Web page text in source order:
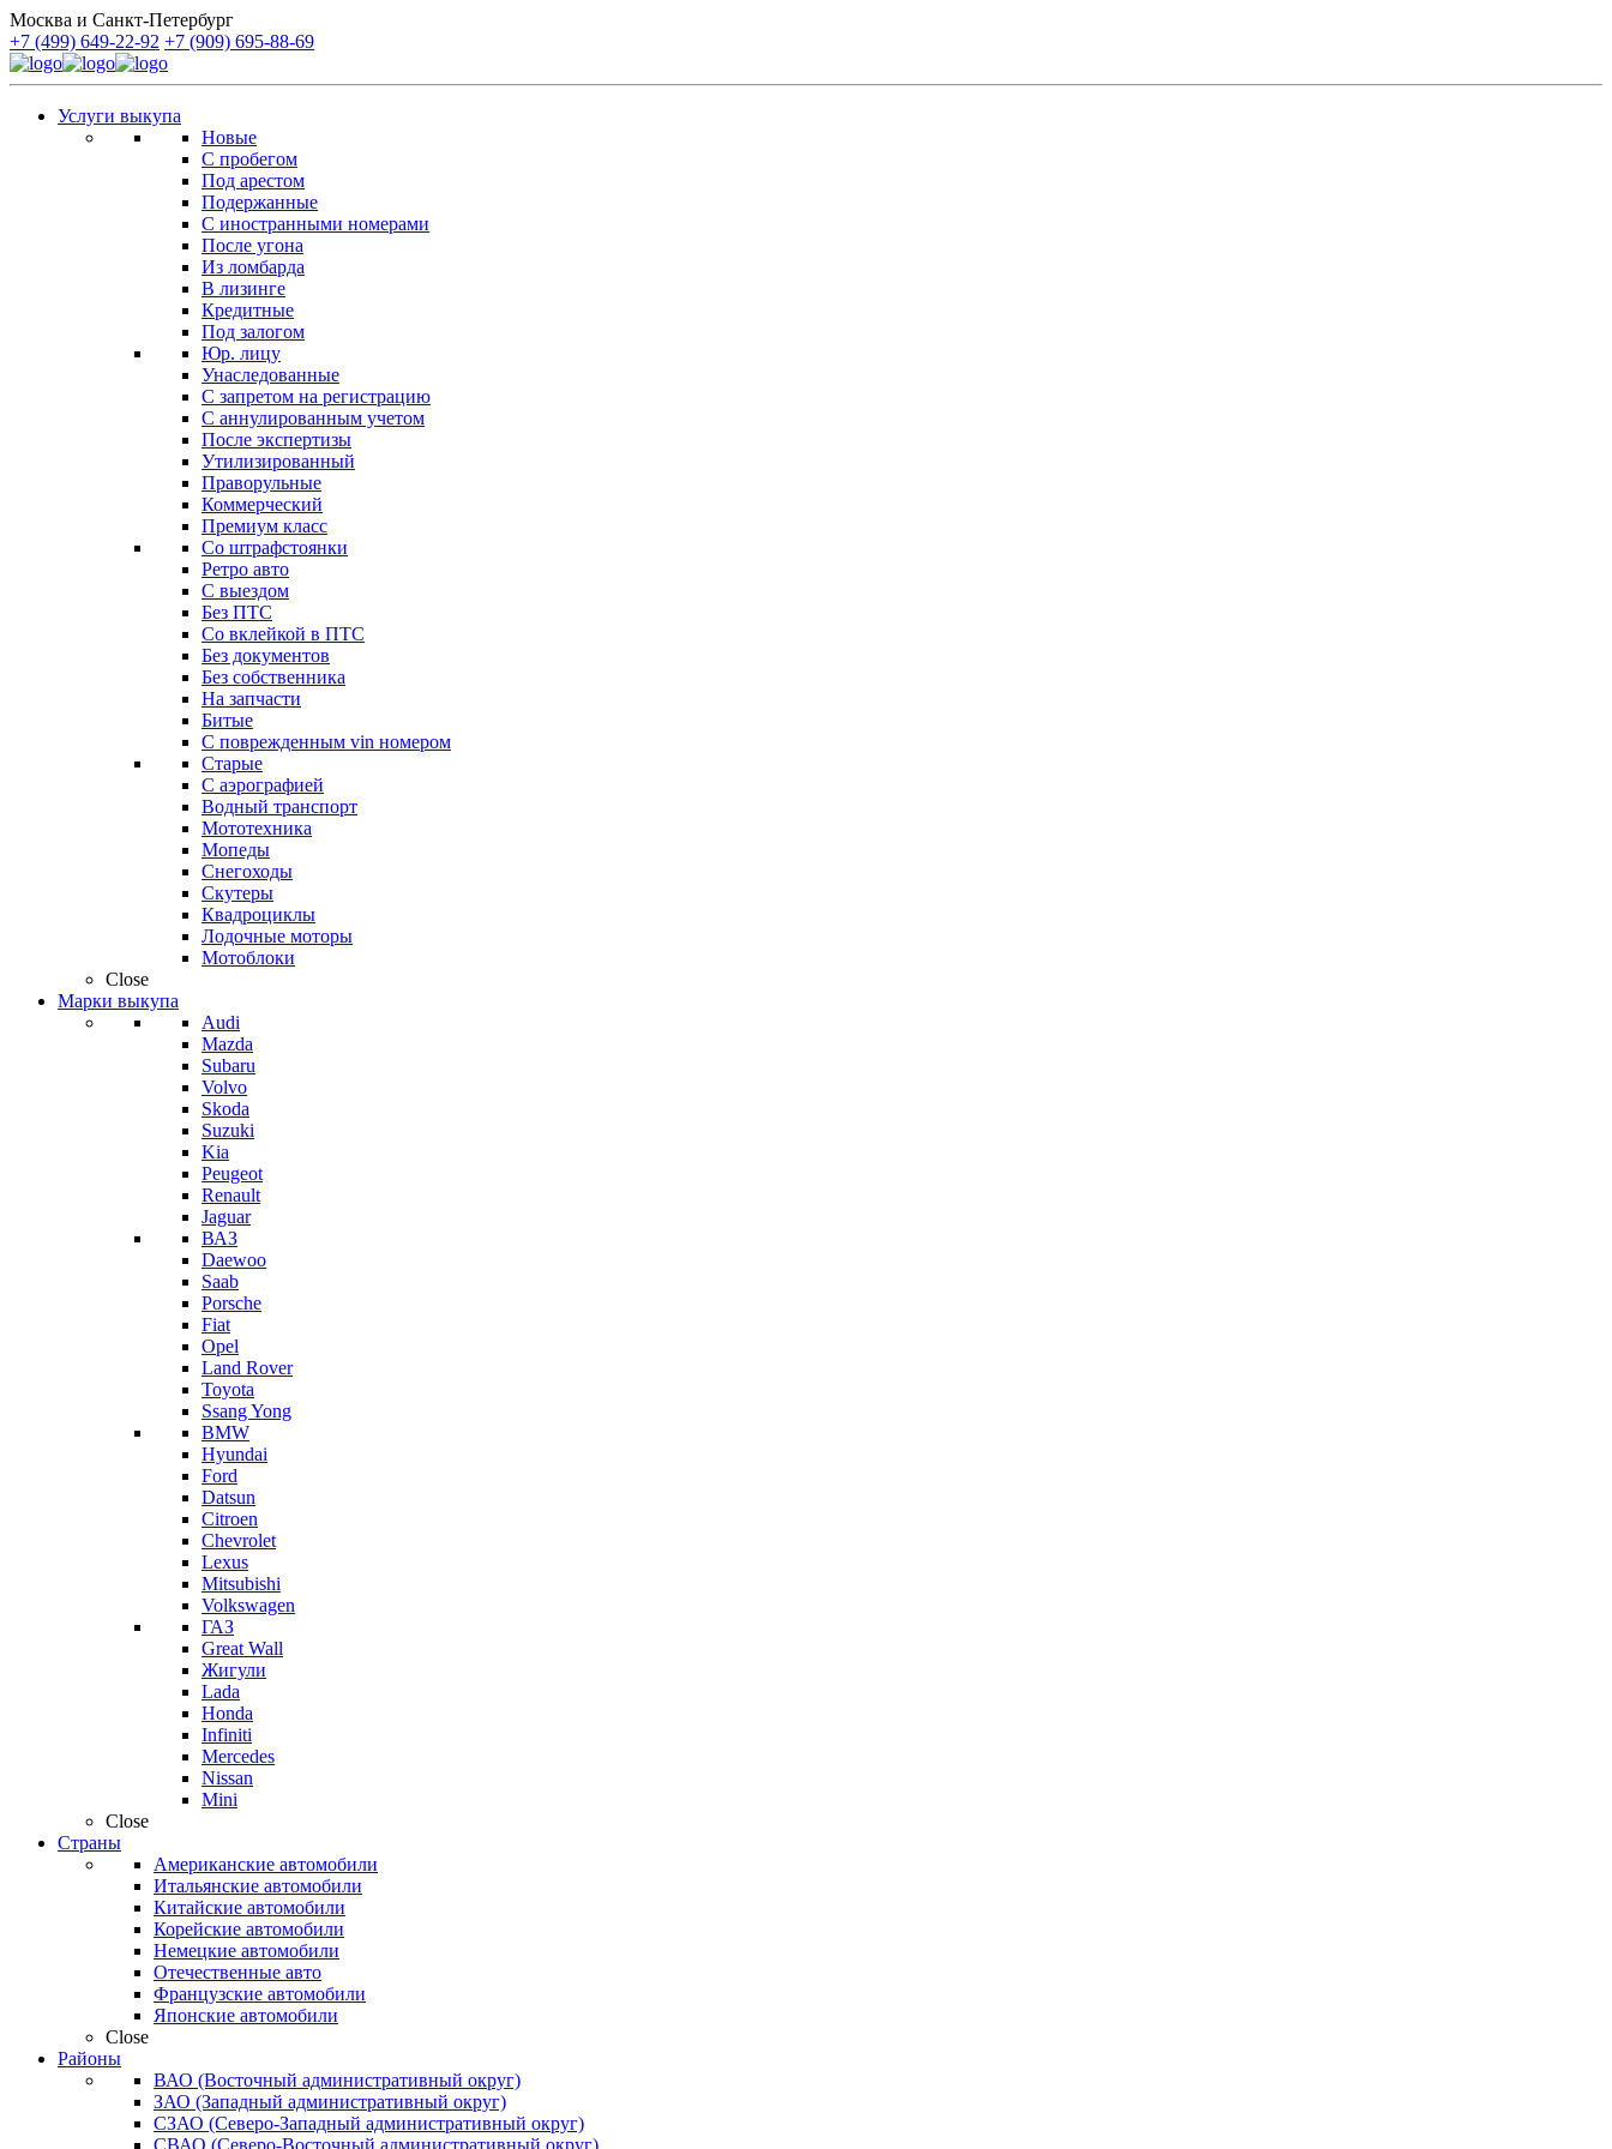
Москва и Санкт-Петербург
+7 (499) 649-22-92 +7 (909) 695-88-69
Услуги выкупа
Новые
С пробегом
Под арестом
Подержанные
С иностранными номерами
После угона
Из ломбарда
В лизинге
Кредитные
Под залогом
Юр. лицу
Унаследованные
С запретом на регистрацию
С аннулированным учетом
После экспертизы
Утилизированный
Праворульные
Коммерческий
Премиум класс
Со штрафстоянки
Ретро авто
С выездом
Без ПТС
Со вклейкой в ПТС
Без документов
Без собственника
На запчасти
Битые
С поврежденным vin номером
Старые
С аэрографией
Водный транспорт
Мототехника
Мопеды
Снегоходы
Скутеры
Квадроциклы
Лодочные моторы
Мотоблоки
Close
Марки выкупа
Audi
Mazda
Subaru
Volvo
Skoda
Suzuki
Kia
Peugeot
Renault
Jaguar
ВАЗ
Daewoo
Saab
Porsche
Fiat
Opel
Land Rover
Toyota
Ssang Yong
BMW
Hyundai
Ford
Datsun
Citroen
Chevrolet
Lexus
Mitsubishi
Volkswagen
ГАЗ
Great Wall
Жигули
Lada
Honda
Infiniti
Mercedes
Nissan
Mini
Close
Страны
Американские автомобили
Итальянские автомобили
Китайские автомобили
Корейские автомобили
Немецкие автомобили
Отечественные авто
Французские автомобили
Японские автомобили
Close
Районы
ВАО (Восточный административный округ)
ЗАО (Западный административный округ)
СЗАО (Северо-Западный административный округ)
СВАО (Северо-Восточный административный округ)